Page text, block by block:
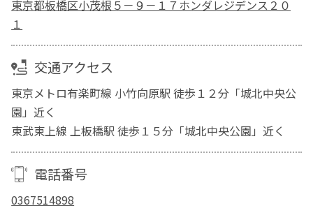
東京都板橋区小茂根５－９－１７ホンダレジデンス２０
１
交通アクセス
東京メトロ有楽町線 小竹向原駅 徒歩１２分「城北中央公
園」近く
東武東上線 上板橋駅 徒歩１５分「城北中央公園」近く
電話番号
0367514898